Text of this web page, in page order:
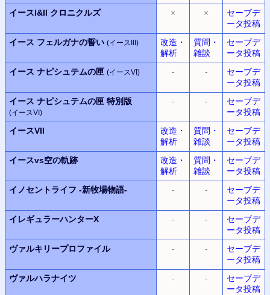
イースI&II クロニクルズ
× ×
セーブデ
ータ投稿
イース フェルガナの誓い (イースIII)
改造・
解析
質問・
雑談
セーブデ
ータ投稿
イース ナピシュテムの匣 (イースVI) - -
セーブデ
ータ投稿
イース ナピシュテムの匣 特別版
(イースVI)
- -
セーブデ
ータ投稿
イースVII
改造・
解析
質問・
雑談
セーブデ
ータ投稿
イースvs空の軌跡
改造・
解析
質問・
雑談
セーブデ
ータ投稿
イノセントライフ -新牧場物語- - -
セーブデ
ータ投稿
イレギュラーハンターX
- -
セーブデ
ータ投稿
ヴァルキリープロファイル
- -
セーブデ
ータ投稿
ヴァルハラナイツ
- -
セーブデ
ータ投稿